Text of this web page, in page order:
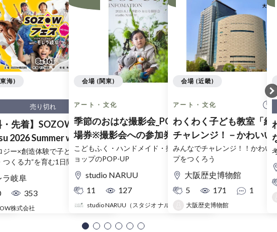
売り切れ
先着】SOZOWフェス
2026 Summer with モレ
ジー×創造体験で子どもたちの”考
くる力”を育む1日間
ラ岐阜
353
株式会社
海)
アート・文化 9:00 開始
季節のおはな撮影会_POP-UP入
場券※撮影会への参加券ではござ
いません。
こどもふく・ハンドメイド・撮影小物のシ
ョップのPOP-UP
studio NARUU
11
127
studio NARUU（スタジオ ナルウ）イベント事務局
会場 (関東)
アート・文化
わくわく子ども教室「組
チャレンジ！－かわいい
プをつくろう－」
みんなでチャレンジ！！かわい
プをつくろう
大阪歴史博物館
5
171 1
大阪歴史博物館
会場 (近畿)